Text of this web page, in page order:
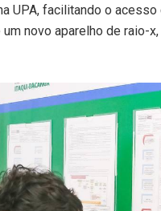
UPA, facilitando o acesso
novo aparelho de raio-